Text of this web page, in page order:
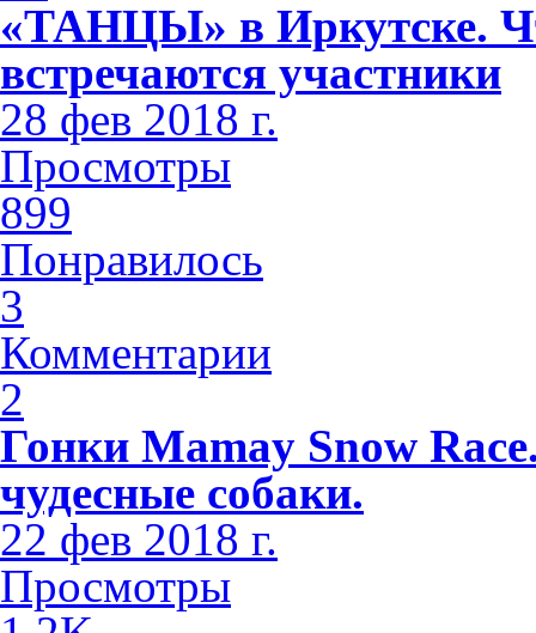
«ТАНЦЫ» в Иркутске.
встречаются участники
28 фев 2018 г.
Просмотры
899
Понравилось
3
Комментарии
2
Гонки Mamay Snow
чудесные собаки.
22 фев 2018 г.
Просмотры